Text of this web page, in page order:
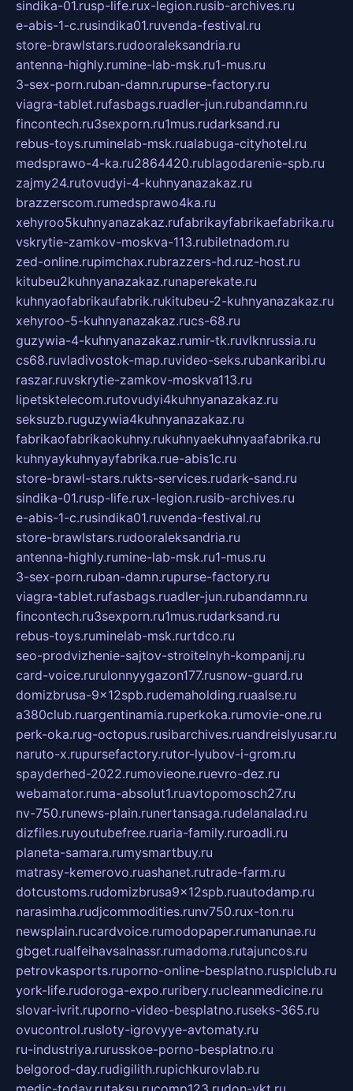
sindika-01.rusp-life.rux-legion.rusib-archives.ru
e-abis-1-c.rusindika01.ruvenda-festival.ru
store-brawlstars.rudooraleksandria.ru
antenna-highly.rumine-lab-msk.ru1-mus.ru
3-sex-porn.ruban-damn.rupurse-factory.ru
viagra-tablet.rufasbags.ruadler-jun.rubandamn.ru
fincontech.ru3sexporn.ru1mus.rudarksand.ru
rebus-toys.ruminelab-msk.rualabuga-cityhotel.ru
medsprawo-4-ka.ru2864420.rublagodarenie-spb.ru
zajmy24.rutovudyi-4-kuhnyanazakaz.ru
brazzerscom.rumedsprawo4ka.ru
xehyroo5kuhnyanazakaz.rufabrikayfabrikaefabrika.ru
vskrytie-zamkov-moskva-113.rubiletnadom.ru
zed-online.rupimchax.rubrazzers-hd.ruz-host.ru
kitubeu2kuhnyanazakaz.runaperekate.ru
kuhnyaofabrikaufabrik.rukitubeu-2-kuhnyanazakaz.ru
xehyroo-5-kuhnyanazakaz.rucs-68.ru
guzywia-4-kuhnyanazakaz.rumir-tk.ruvlknrussia.ru
cs68.ruvladivostok-map.ruvideo-seks.rubankaribi.ru
raszar.ruvskrytie-zamkov-moskva113.ru
lipetsktelecom.rutovudyi4kuhnyanazakaz.ru
seksuzb.ruguzywia4kuhnyanazakaz.ru
fabrikaofabrikaokuhny.rukuhnyaekuhnyaafabrika.ru
kuhnyaykuhnyayfabrika.rue-abis1c.ru
store-brawl-stars.rukts-services.rudark-sand.ru
sindika-01.rusp-life.rux-legion.rusib-archives.ru
e-abis-1-c.rusindika01.ruvenda-festival.ru
store-brawlstars.rudooraleksandria.ru
antenna-highly.rumine-lab-msk.ru1-mus.ru
3-sex-porn.ruban-damn.rupurse-factory.ru
viagra-tablet.rufasbags.ruadler-jun.rubandamn.ru
fincontech.ru3sexporn.ru1mus.rudarksand.ru
rebus-toys.ruminelab-msk.rurtdco.ru
seo-prodvizhenie-sajtov-stroitelnyh-kompanij.ru
card-voice.rurulonnyygazon177.rusnow-guard.ru
domizbrusa-9x12spb.rudemaholding.ruaalse.ru
a380club.ruargentinamia.ruperkoka.rumovie-one.ru
perk-oka.rug-octopus.rusibarchives.ruandreislyusar.ru
naruto-x.rupursefactory.rutor-lyubov-i-grom.ru
spayderhed-2022.rumovieone.ruevro-dez.ru
webamator.ruma-absolut1.ruavtopomosch27.ru
nv-750.runews-plain.runertansaga.rudelanalad.ru
dizfiles.ruyoutubefree.ruaria-family.ruroadli.ru
planeta-samara.rumysmartbuy.ru
matrasy-kemerovo.ruashanet.rutrade-farm.ru
dotcustoms.rudomizbrusa9x12spb.ruautodamp.ru
narasimha.rudjcommodities.runv750.rux-ton.ru
newsplain.rucardvoice.rumodopaper.rumanunae.ru
gbget.rualfeihavsalnassr.rumadoma.rutajuncos.ru
petrovkasports.ruporno-online-besplatno.rusplclub.ru
york-life.rudoroga-expo.ruribery.rucleanmedicine.ru
slovar-ivrit.ruporno-video-besplatno.ruseks-365.ru
ovucontrol.rusloty-igrovyye-avtomaty.ru
ru-industriya.rurusskoe-porno-besplatno.ru
belgorod-day.rudigilith.rupichkurovlab.ru